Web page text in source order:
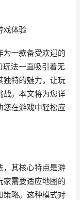
戏体验
为一款备受欢迎的
玩法一直吸引着无
独特的魅力，让玩
战。本文将为您详
您在游戏中轻松应
，其核心特点是游
家需要适应地图的
策略。这种模式对